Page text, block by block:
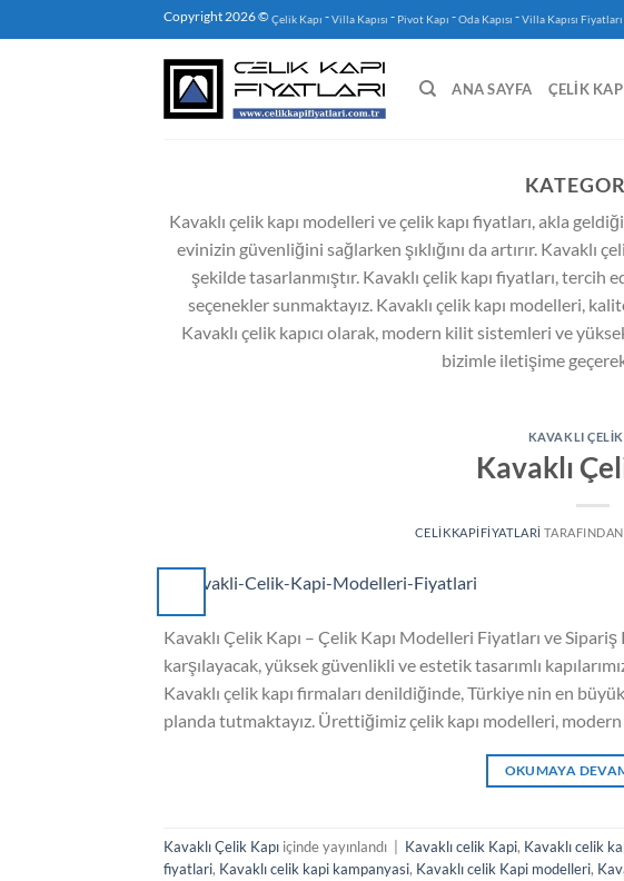
atla
Copyright 2026 © Çelik Kapı -Villa Kapısı - Pivot Kapı -Oda Kapısı -Villa Kapısı Fiyatları
ANA SAYFA ÇELIK
Kavaklı çelik kapı modelleri ve çelik kapı fiyatları, akla
evinizin güvenliğini sağlarken şıklığını da artırır.
şekilde tasarlanmıştır. Kavaklı çelik kapı fiyatları,
seçenekler sunmaktayız. Kavaklı çelik kapı modelleri,
Kavaklı çelik kapıcı olarak, modern kilit sistemleri ve
bizimle iletişime
KAVAKLI
Kavaklı
CELIKKAPIFIYATLARI TARAFINDAN
Kavaklı Çelik Kapı – Çelik Kapı Modelleri Fiyatları ve Sipariş
karşılayacak, yüksek güvenlikli ve estetik tasarımlı
Kavaklı çelik kapı firmaları denildiğinde, Türkiye nin en
planda tutmaktayız. Ürettiğimiz çelik kapı modelleri,
OKUMAYA
Kavaklı Çelik Kapı içinde yayınlandı Kavaklı celik Kapi, Kavaklı celik
fiyatlari, Kavaklı celik kapi kampanyasi, Kavaklı celik Kapi modelleri,